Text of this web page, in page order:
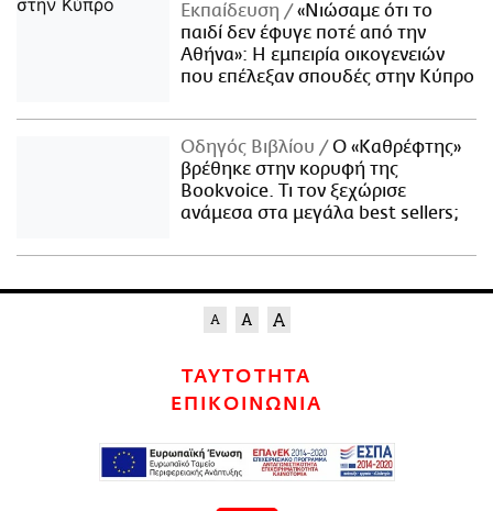
Εκπαίδευση
«Νιώσαμε ότι το
παιδί δεν έφυγε ποτέ από την
Αθήνα»: Η εμπειρία οικογενειών
που επέλεξαν σπουδές στην Κύπρο
Οδηγός Βιβλίου
Ο «Καθρέφτης»
βρέθηκε στην κορυφή της
Bookvoice. Τι τον ξεχώρισε
ανάμεσα στα μεγάλα best sellers;
ΤΑΥΤΟΤΗΤΑ
ΕΠΙΚΟΙΝΩΝΙΑ